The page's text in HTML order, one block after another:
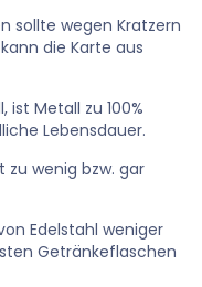
sollte wegen Kratzern
die Karte aus
Metall zu 100%
Lebensdauer.
zu wenig bzw. gar
Edelstahl weniger
Getränkeflaschen